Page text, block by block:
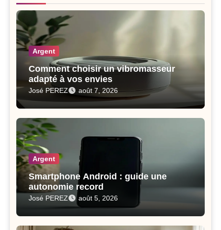
Argent
Comment choisir un vibromasseur
adapté à vos envies
José PEREZ août 7, 2026
Argent
Smartphone Android : guide une
autonomie record
José PEREZ août 5, 2026